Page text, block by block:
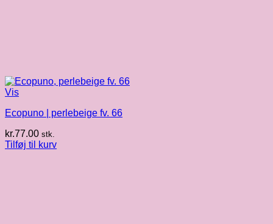
Vis
Ecopuno | perlebeige fv. 66
kr.77.00 stk.
Tilføj til kurv